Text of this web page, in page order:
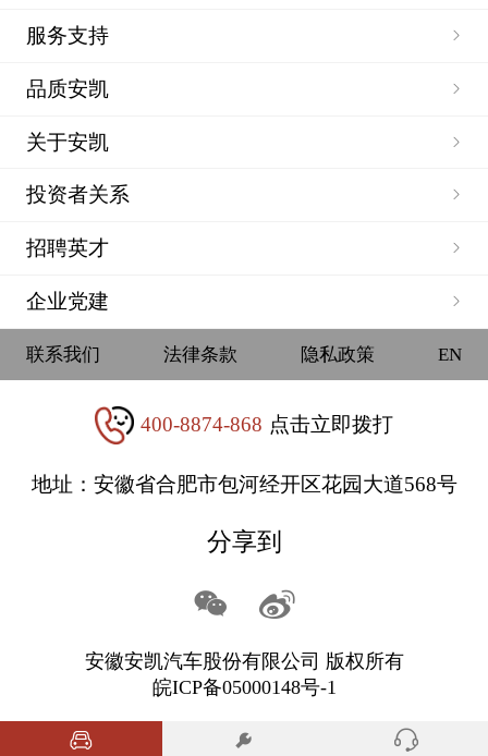
服务支持
品质安凯
关于安凯
投资者关系
招聘英才
企业党建
联系我们 法律条款 隐私政策 EN
400-8874-868 点击立即拨打
地址：安徽省合肥市包河经开区花园大道568号
分享到
安徽安凯汽车股份有限公司 版权所有
皖ICP备05000148号-1